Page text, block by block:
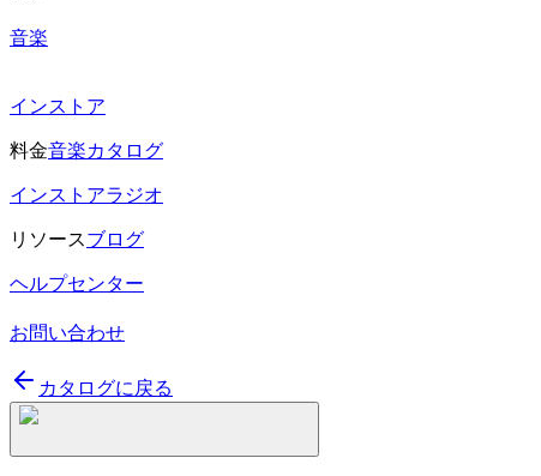
音楽
インストア
料金音楽カタログ
インストアラジオ
リソースブログ
ヘルプセンター
お問い合わせ
カタログに戻る